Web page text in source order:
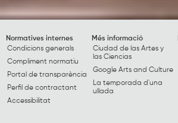
Normatives internes
Condicions generals
Compliment normatiu
Portal de transparència
Perfil de contractant
Accessibilitat
Més informació
Ciudad de las Artes y
las Ciencias
Google Arts and Culture
La temporada d'una
ullada